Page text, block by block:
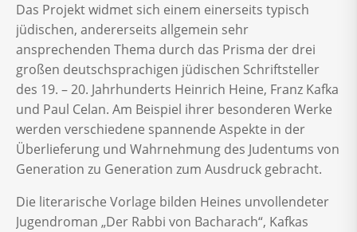
Das Projekt widmet sich einem einerseits typisch
jüdischen, andererseits allgemein sehr
ansprechenden Thema durch das Prisma der drei
großen deutschsprachigen jüdischen Schriftsteller
des 19. – 20. Jahrhunderts Heinrich Heine, Franz Kafka
und Paul Celan. Am Beispiel ihrer besonderen Werke
werden verschiedene spannende Aspekte in der
Überlieferung und Wahrnehmung des Judentums von
Generation zu Generation zum Ausdruck gebracht.
Die literarische Vorlage bilden Heines unvollendeter
Jugendroman „Der Rabbi von Bacharach“, Kafkas